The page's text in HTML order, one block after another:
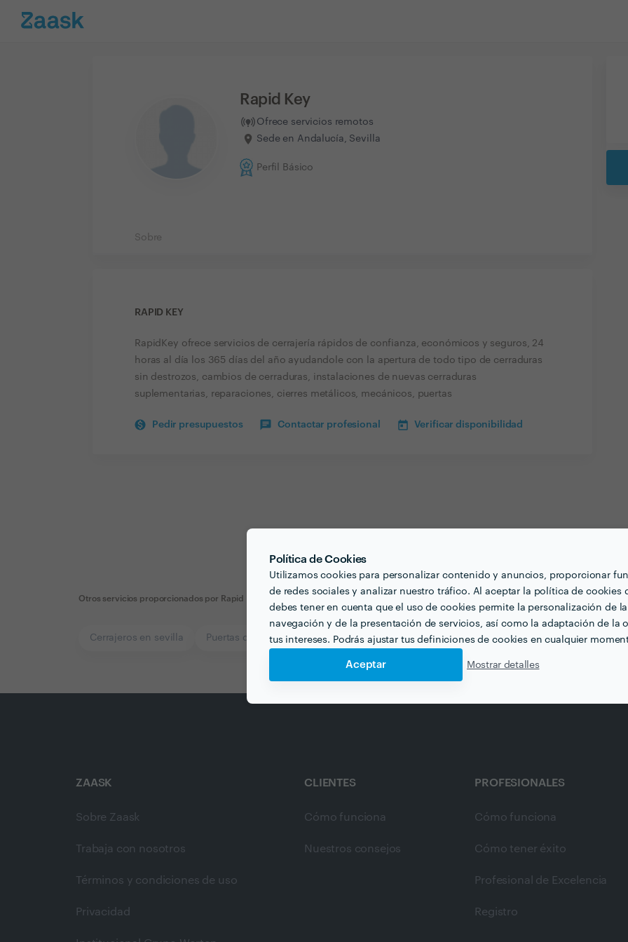
Política de Cookies
Utilizamos cookies para personalizar contenido y anuncios, proporcionar
de redes sociales y analizar nuestro tráfico. Al aceptar la política de cookies
debes tener en cuenta que el uso de cookies permite la personalización de la
navegación y de la presentación de servicios, así como la adaptación de la
tus intereses. Podrás ajustar tus definiciones de cookies en cualquier
Aceptar Mostrar detalles
Rapid Key
Ofrece servicios remotos
Sede en Andalucía, Sevilla
Perfil Básico
Sobre
RAPID KEY
RapidKey ofrece servicios de cerrajería rápidos de confianza, económicos y seguros, 24
horas al día los 365 días del año ayudandole con la apertura de todo tipo de cerraduras
sin destrozos, cambios de cerraduras, instalaciones de nuevas cerraduras
suplementarias, reparaciones, cierres metálicos, mecánicos, puertas
Pedir presupuestos Contactar profesional Verificar disponibilidad
Otros servicios proporcionados por Rapid Key
Cerrajeros en sevilla Puertas de Garaje en sevilla
ZAASK
Sobre Zaask
Trabaja con nosotros
Términos y condiciones de uso
Privacidad
CLIENTES
Cómo funciona
Nuestros consejos
PROFESIONALES
Cómo funciona
Cómo tener éxito
Profesional de Excelencia
Registro